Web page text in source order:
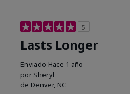
5
Lasts Longer
Enviado Hace 1 año
por Sheryl
de Denver, NC